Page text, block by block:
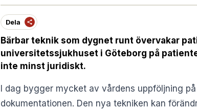
Dela
Bärbar teknik som dygnet runt övervakar
universitetssjukhuset i Göteborg på
inte minst juridiskt.
I dag bygger mycket av vårdens uppföljning
dokumentationen. Den nya tekniken kan